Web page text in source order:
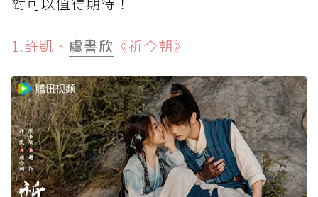
1.許凱、 虞書欣 《祈今朝》